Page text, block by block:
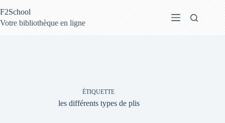
au
contenu
F2School
Votre bibliothèque en ligne
ÉTIQUETTE
les différents types de plis